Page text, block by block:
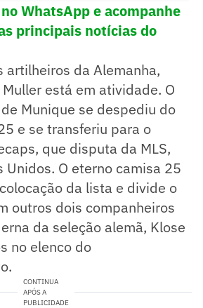
WhatsApp e acompanhe
principais notícias do
artilheiros da Alemanha,
está em atividade. O
Munique se despediu do
e se transferiu para o
que disputa da MLS,
Unidos. O eterno camisa 25
da lista e divide o
outros dois companheiros
da seleção alemã, Klose
no elenco do
CONTINUA
APÓS A
PUBLICIDADE